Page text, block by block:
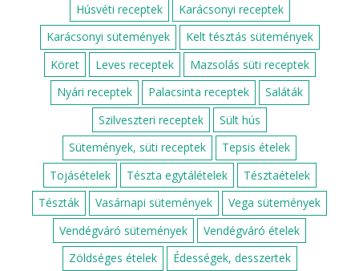
Bejgli
Paleo brownie
MÁR TÖBB MINT 350 RECEPT!
Alapreceptek
Csirkemell receptek
Darált húsos receptek
Diós sütemények
Egyszerű egytálételek
Egyszerű sütik
Egyszerű zöldséges ételek
Egytálételek